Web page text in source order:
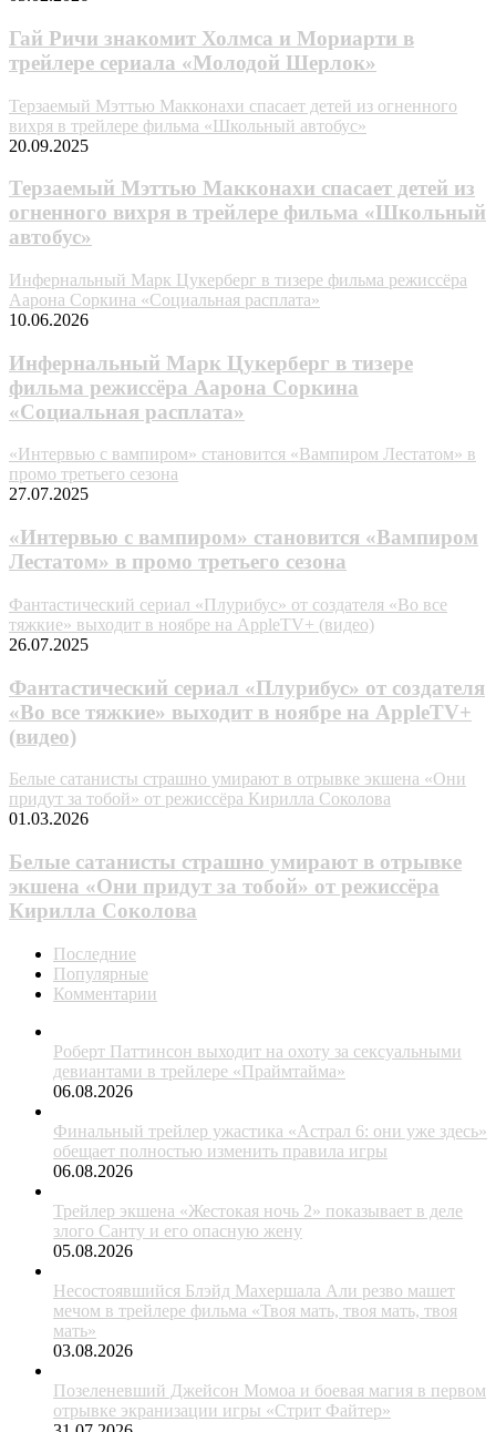
Гай Ричи знакомит Холмса и Мориарти в
трейлере сериала «Молодой Шерлок»
Терзаемый Мэттью Макконахи спасает детей из огненного
вихря в трейлере фильма «Школьный автобус»
20.09.2025
Терзаемый Мэттью Макконахи спасает детей из
огненного вихря в трейлере фильма «Школьный
автобус»
Инфернальный Марк Цукерберг в тизере фильма режиссёра
Аарона Соркина «Социальная расплата»
10.06.2026
Инфернальный Марк Цукерберг в тизере
фильма режиссёра Аарона Соркина
«Социальная расплата»
«Интервью с вампиром» становится «Вампиром Лестатом» в
промо третьего сезона
27.07.2025
«Интервью с вампиром» становится «Вампиром
Лестатом» в промо третьего сезона
Фантастический сериал «Плурибус» от создателя «Во все
тяжкие» выходит в ноябре на AppleTV+ (видео)
26.07.2025
Фантастический сериал «Плурибус» от создателя
«Во все тяжкие» выходит в ноябре на AppleTV+
(видео)
Белые сатанисты страшно умирают в отрывке экшена «Они
придут за тобой» от режиссёра Кирилла Соколова
01.03.2026
Белые сатанисты страшно умирают в отрывке
экшена «Они придут за тобой» от режиссёра
Кирилла Соколова
Последние
Популярные
Комментарии
Роберт Паттинсон выходит на охоту за сексуальными
девиантами в трейлере «Праймтайма»
06.08.2026
Финальный трейлер ужастика «Астрал 6: они уже здесь»
обещает полностью изменить правила игры
06.08.2026
Трейлер экшена «Жестокая ночь 2» показывает в деле
злого Санту и его опасную жену
05.08.2026
Несостоявшийся Блэйд Махершала Али резво машет
мечом в трейлере фильма «Твоя мать, твоя мать, твоя
мать»
03.08.2026
Позеленевший Джейсон Момоа и боевая магия в первом
отрывке экранизации игры «Стрит Файтер»